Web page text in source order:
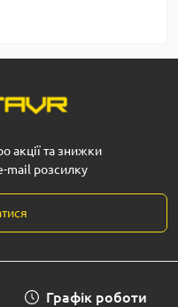
акції та знижки
mail розсилку
Графік роботи